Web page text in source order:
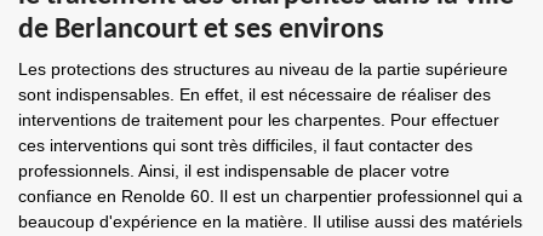
de Berlancourt et ses environs
Les protections des structures au niveau de la partie supérieure
sont indispensables. En effet, il est nécessaire de réaliser des
interventions de traitement pour les charpentes. Pour effectuer
ces interventions qui sont très difficiles, il faut contacter des
professionnels. Ainsi, il est indispensable de placer votre
confiance en Renolde 60. Il est un charpentier professionnel qui a
beaucoup d'expérience en la matière. Il utilise aussi des matériels